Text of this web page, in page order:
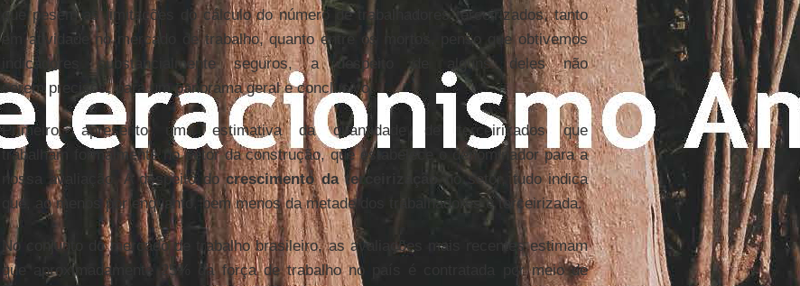
que pesem as limitações do cálculo do número de trabalhadores terceirizados, tanto
em atividade no mercado de trabalho, quanto entre os mortos, penso que obtivemos
indicadores substancialmente seguros, a despeito de alguns deles não
serem precisos, para um panorama geral e conclusivo.
Primeiro, apresento uma estimativa da quantidade de terceirizados que
trabalham formalmente no setor da construção, que estabelece o denominador para a
nossa avaliação. A despeito docrescimento da terceirização
no setor, tudo indica
que, ao menos por enquanto, bem menos da metade dos trabalhadores é terceirizada.
No conjunto do mercado de trabalho brasileiro, as avaliações mais recentes estimam
que aproximadamente 25% da força de trabalho no país é contratada por meio de